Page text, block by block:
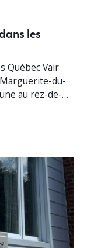
les
Québec Vair
du-
au rez-de-